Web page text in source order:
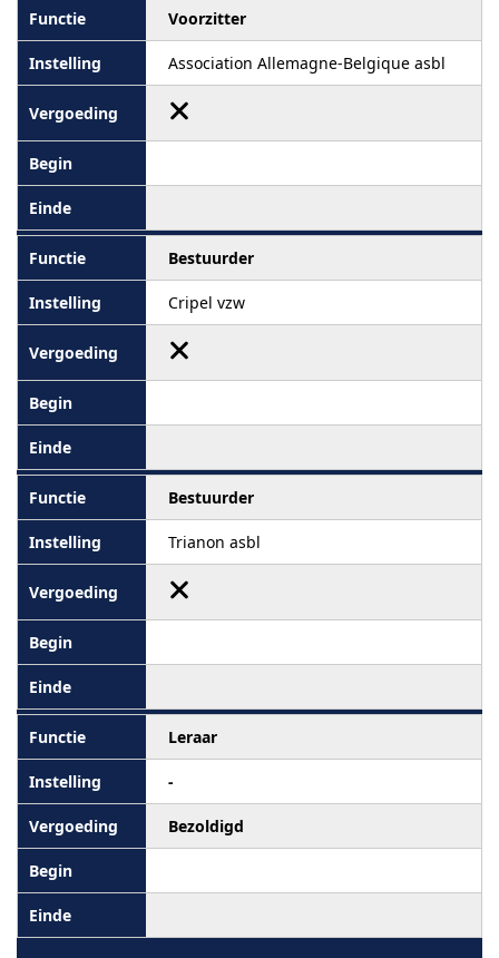
Voorzitter
Association Allemagne-Belgique asbl
Bestuurder
Cripel vzw
Bestuurder
Trianon asbl
Leraar
-
Bezoldigd